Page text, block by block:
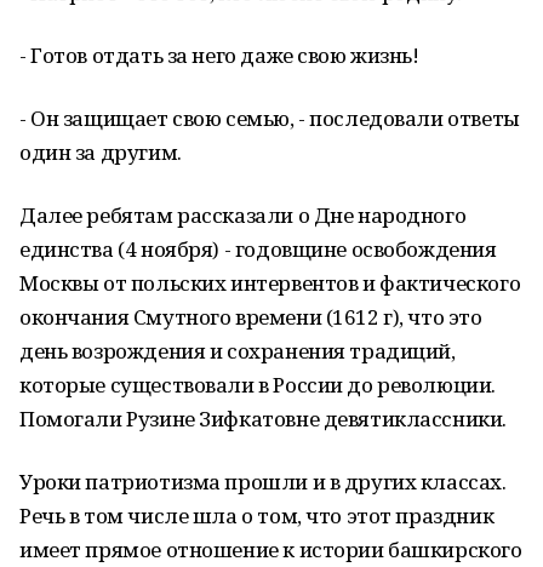
- Готов отдать за него даже свою жизнь!
- Он защищает свою семью, - последовали ответы
один за другим.
Далее ребятам рассказали о Дне народного
единства (4 ноября) - годовщине освобождения
Москвы от польских интервентов и фактического
окончания Смутного времени (1612 г), что это
день возрождения и сохранения традиций,
которые существовали в России до революции.
Помогали Рузине Зифкатовне девятиклассники.
Уроки патриотизма прошли и в других классах.
Речь в том числе шла о том, что этот праздник
имеет прямое отношение к истории башкирского